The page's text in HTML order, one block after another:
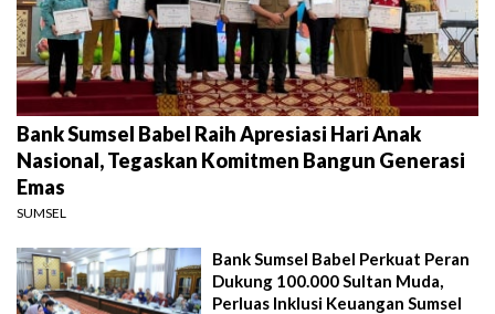
Bank Sumsel Babel Raih Apresiasi Hari Anak
Nasional, Tegaskan Komitmen Bangun Generasi
Emas
SUMSEL
Bank Sumsel Babel Perkuat Peran
Dukung 100.000 Sultan Muda,
Perluas Inklusi Keuangan Sumsel